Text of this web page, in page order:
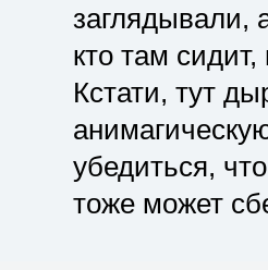
заглядывали,
кто там
Кстати, тут
убедиться,
тоже может